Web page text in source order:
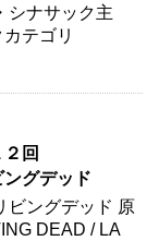
ナサック主
テゴリ
回
グデッド
ングデッド 原
DEAD / LA